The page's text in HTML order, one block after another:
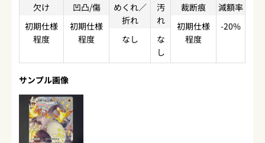
欠け
初期仕様
程度
凹凸/傷
初期仕様
程度
めくれ／
折れ
なし
汚
れ
な
し
裁断痕
初期仕様
程度
減額率
-20%
サンプル画像